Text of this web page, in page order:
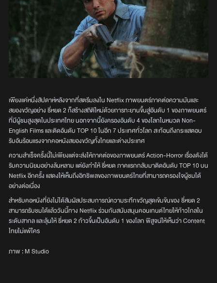
เพียงแค่หนึ่งสัปดาห์หลังจากที่สตรีมลงใน Netflix ภาพยนตร์ภาคต่อความมันและ
สยองขวัญอย่าง ธี่หยด 2 ก็สร้างสถิติใหม่ด้วยการทะยานขึ้นสู่อันดับ 1 ของภาพยนตร์
ที่มีผู้ชมสูงสุดในประเทศไทย นอกจากนี้ยังครองอันดับ 4 ของโลกในหมวด Non-
English Films และติดอันดับ TOP 10 ในอีก 7 ประเทศทั่วโลก สะท้อนถึงกระแสตอบ
รับอันร้อนแรงจากคอหนังสยองขวัญทั้งไทยและต่างประเทศ
ความสำเร็จครั้งนี้ไม่เพียงแต่จะส่งให้ภาคต่อของภาพยนตร์ Action-Horror เรื่องดังได้
รับความนิยมอย่างล้นหลาม แต่ยังทำให้ ธี่หยด ภาคแรกกลับมาติดอันดับ TOP 10 บน
Netflix อีกครั้ง แสดงให้เห็นถึงอิทธิพลของภาพยนตร์ไทยที่สามารถครองใจผู้ชมได้
อย่างต่อเนื่อง
สำหรับคอหนังที่ยังไม่ได้สัมผัสประสบการณ์ความระทึกขวัญสุดเข้มข้นของ ธี่หยด 2
สามารถรับชมได้แล้ววันนี้ทาง Netflix ร่วมกันสนับสนุนคอนเทนต์ไทยให้ก้าวไกลใน
ระดับสากล และลุ้นให้ ธี่หยด 2 ก้าวขึ้นเป็นอันดับ 1 ของโลก พิสูจน์ให้เห็นว่า Content
ไทยไม่แพ้ใคร
ภาพ : M Studio